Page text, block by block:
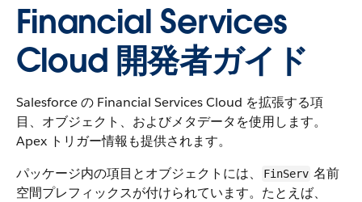
Financial Services
Cloud 開発者ガイド
Salesforce の Financial Services Cloud を拡張する項
目、オブジェクト、およびメタデータを使用します。
Apex トリガー情報も提供されます。
パッケージ内の項目とオブジェクトには、
FinServ 名前
空間プレフィックスが付けられています。たとえば、